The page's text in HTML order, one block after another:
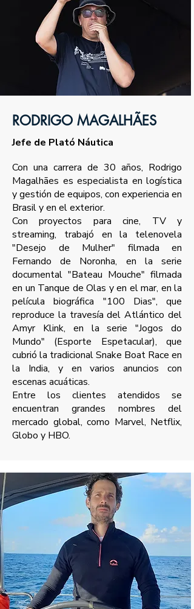
RODRIGO MAGALHÃES
Jefe de Plató Náutica
Con una carrera de 30 años, Rodrigo
Magalhães es especialista en logística
y gestión de equipos, con experiencia en
Brasil y en el exterior.
Con proyectos para cine, TV y
streaming, trabajó en la telenovela
"Desejo de Mulher" filmada en
Fernando de Noronha, en la serie
documental "Bateau Mouche" filmada
en un Tanque de Olas y en el mar, en la
película biográfica "100 Dias", que
reproduce la travesía del Atlántico del
Amyr Klink, en la serie "Jogos do
Mundo" (Esporte Espetacular), que
cubrió la tradicional Snake Boat Race en
la India, y en varios anuncios con
escenas acuáticas.
Entre los clientes atendidos se
encuentran grandes nombres del
mercado global, como Marvel, Netflix,
Globo y HBO.